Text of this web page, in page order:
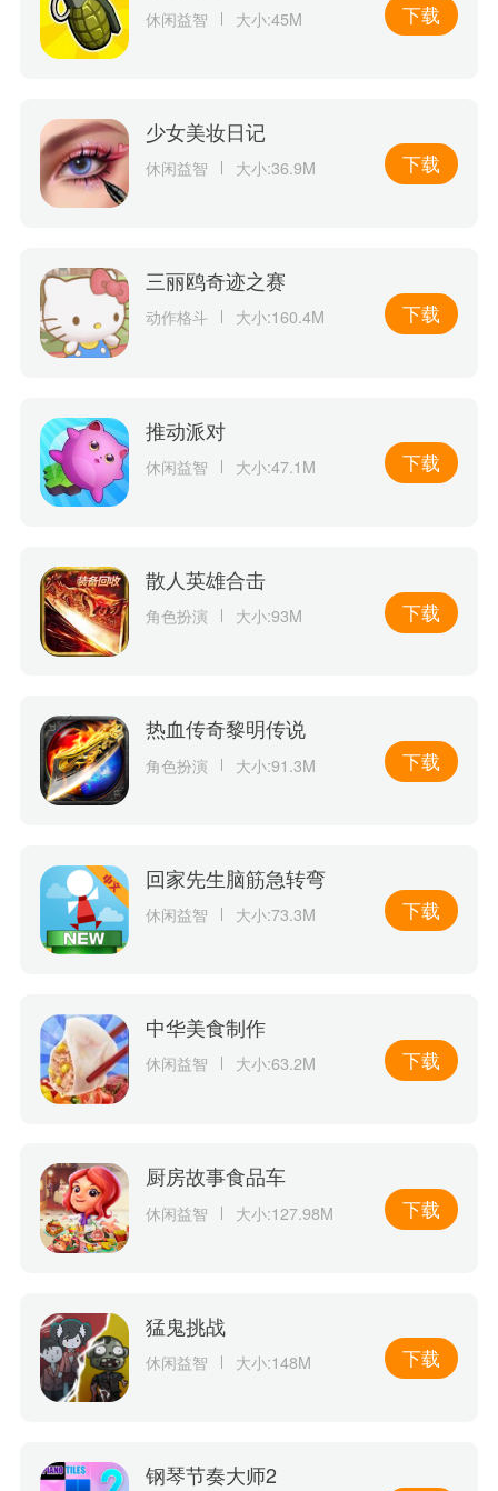
休闲益智 大小:45M 下载
少女美妆日记
休闲益智 大小:36.9M 下载
三丽鸥奇迹之赛
动作格斗 大小:160.4M 下载
推动派对
休闲益智 大小:47.1M 下载
散人英雄合击
角色扮演 大小:93M 下载
热血传奇黎明传说
角色扮演 大小:91.3M 下载
回家先生脑筋急转弯
休闲益智 大小:73.3M 下载
中华美食制作
休闲益智 大小:63.2M 下载
厨房故事食品车
休闲益智 大小:127.98M 下载
猛鬼挑战
休闲益智 大小:148M 下载
钢琴节奏大师2